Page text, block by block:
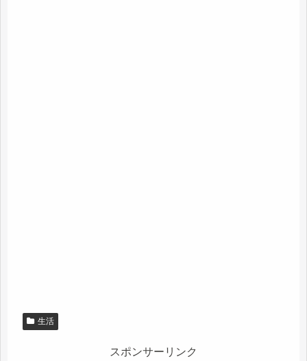
生活
スポンサーリンク